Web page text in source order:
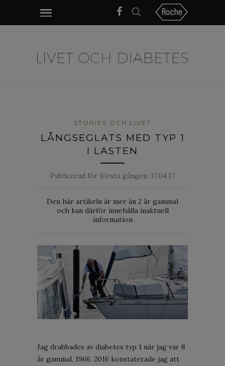
STORIES OCH LIVET
LÅNGSEGLATS MED TYP 1
I LASTEN
Publicerad för första gången: 17.04.17
Den här artikeln är mer än 2 år gammal
och kan därför innehålla inaktuell
information
Jag drabbades av diabetes typ 1 när jag var 8
år gammal, 1966. 2016 konstaterade jag att